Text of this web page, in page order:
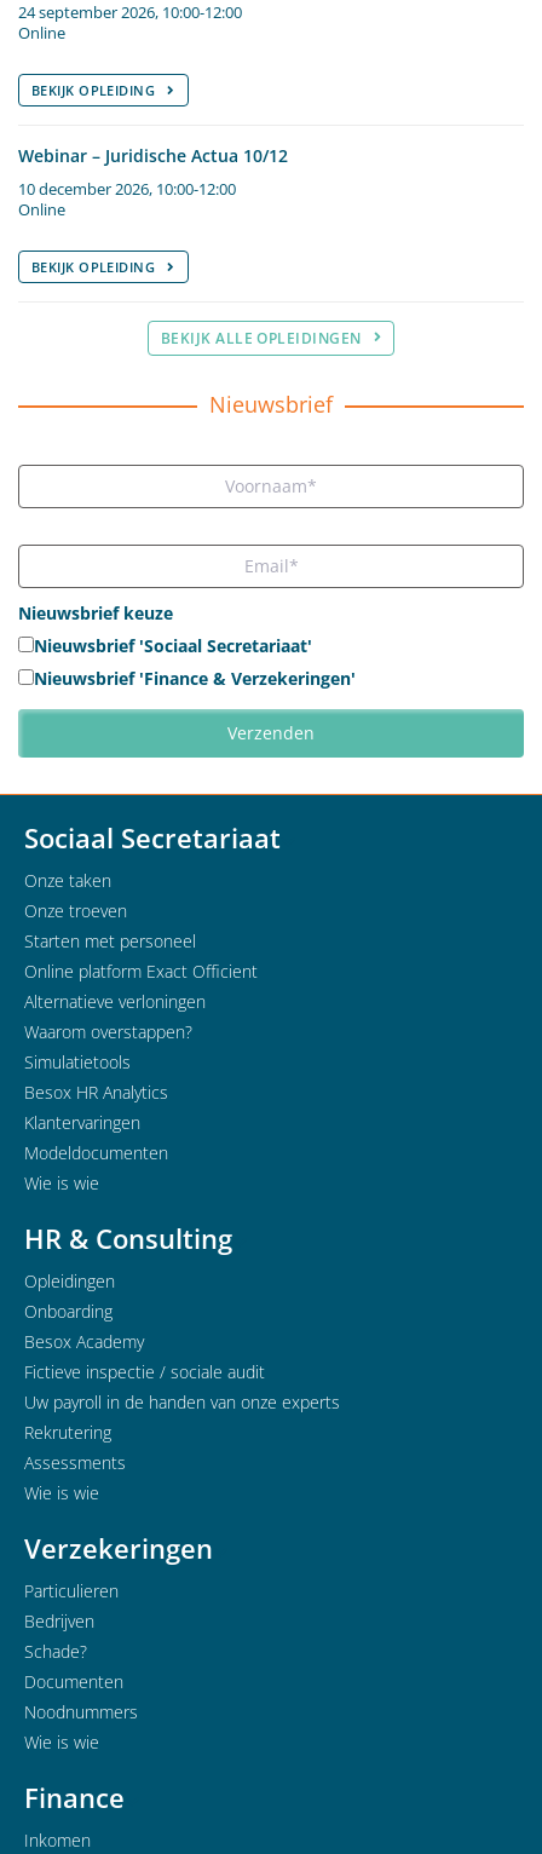
24 september 2026, 10:00-12:00
Online
BEKIJK OPLEIDING
Webinar – Juridische Actua 10/12
10 december 2026, 10:00-12:00
Online
BEKIJK OPLEIDING
BEKIJK ALLE OPLEIDINGEN
Nieuwsbrief
Nieuwsbrief keuze
Nieuwsbrief 'Sociaal Secretariaat'
Nieuwsbrief 'Finance & Verzekeringen'
Sociaal Secretariaat
Onze taken
Onze troeven
Starten met personeel
Online platform Exact Officient
Alternatieve verloningen
Waarom overstappen?
Simulatietools
Besox HR Analytics
Klantervaringen
Modeldocumenten
Wie is wie
HR & Consulting
Opleidingen
Onboarding
Besox Academy
Fictieve inspectie / sociale audit
Uw payroll in de handen van onze experts
Rekrutering
Assessments
Wie is wie
Verzekeringen
Particulieren
Bedrijven
Schade?
Documenten
Noodnummers
Wie is wie
Finance
Inkomen